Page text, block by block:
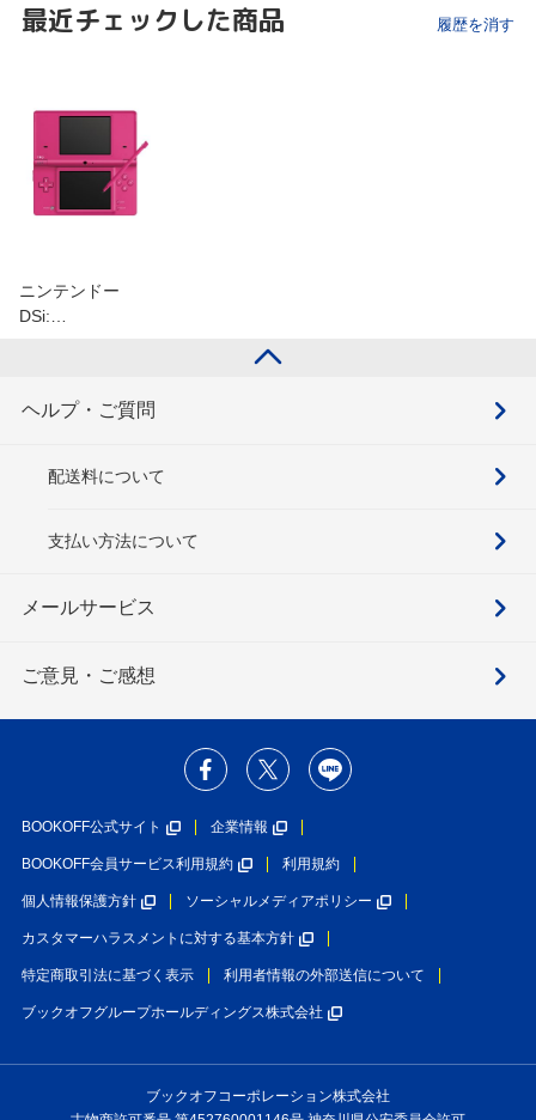
最近チェックした商品 履歴を消す
ニンテンドー
DSi:…
ヘルプ・ご質問
配送料について
支払い方法について
メールサービス
ご意見・ご感想
BOOKOFF公式サイト 企業情報
BOOKOFF会員サービス利用規約 利用規約
個人情報保護方針 ソーシャルメディアポリシー
カスタマーハラスメントに対する基本方針
特定商取引法に基づく表示 利用者情報の外部送信について
ブックオフグループホールディングス株式会社
ブックオフコーポレーション株式会社